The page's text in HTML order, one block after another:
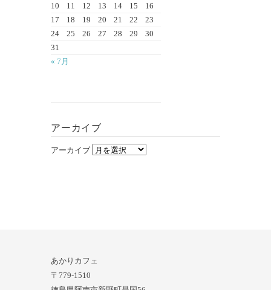
« 7月
10
11 12 13 14 15
16
17
18 19 20 21 22
23
24
25 26 27 28 29
30
31
アーカイブ
アーカイブ
あかりカフェ
〒779-1510